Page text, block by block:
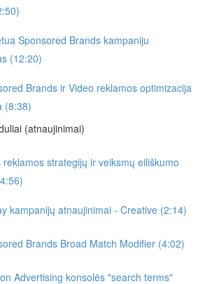
Sponsored Brands kampaniju
(12:20)
Brands ir Video reklamos optimizacija
(8:38)
(atnaujinimai)
reklamos strategijų ir veiksmų eiliškumo
kampanijų atnaujinimai - Creative (2:14)
Brands Broad Match Modifier (4:02)
Advertising konsolės "search terms"